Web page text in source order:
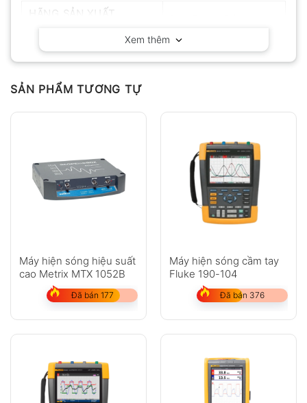
Xem thêm
SẢN PHẨM TƯƠNG TỰ
Máy hiện sóng hiệu suất
cao Metrix MTX 1052B
Đã bán 177
Máy hiện sóng cầm tay
Fluke 190-104
Đã bán 376